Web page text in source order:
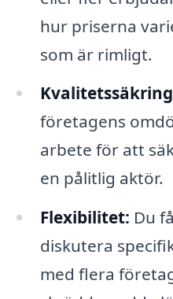
hur priserna
som är rimligt.
företagens
arbete för att
en pålitlig aktör.
Flexibilitet: Du
diskutera
med flera